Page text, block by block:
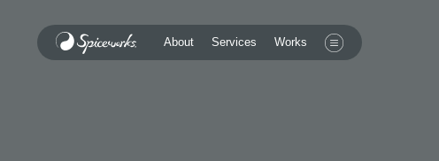
About Services Works